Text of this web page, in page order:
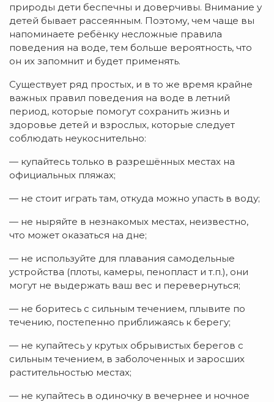
природы дети беспечны и доверчивы. Внимание у
детей бывает рассеянным. Поэтому, чем чаще вы
напоминаете ребёнку несложные правила
поведения на воде, тем больше вероятность, что
он их запомнит и будет применять.
Существует ряд простых, и в то же время крайне
важных правил поведения на воде в летний
период, которые помогут сохранить жизнь и
здоровье детей и взрослых, которые следует
соблюдать неукоснительно:
— купайтесь только в разрешённых местах на
официальных пляжах;
— не стоит играть там, откуда можно упасть в воду;
— не ныряйте в незнакомых местах, неизвестно,
что может оказаться на дне;
— не используйте для плавания самодельные
устройства (плоты, камеры, пенопласт и т.п.), они
могут не выдержать ваш вес и перевернуться;
— не боритесь с сильным течением, плывите по
течению, постепенно приближаясь к берегу;
— не купайтесь у крутых обрывистых берегов с
сильным течением, в заболоченных и заросших
растительностью местах;
— не купайтесь в одиночку в вечернее и ночное